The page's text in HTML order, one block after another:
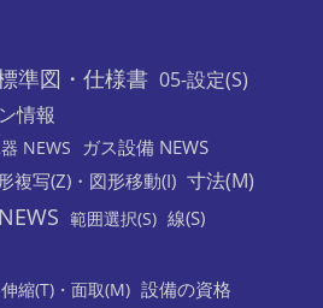
準図・仕様書 05-設定(S)
情報
NEWS
ガス設備 NEWS
複写(Z)・図形移動(I) 寸法(M)
範囲選択(S) 線(S)
縮(T)・面取(M) 設備の資格